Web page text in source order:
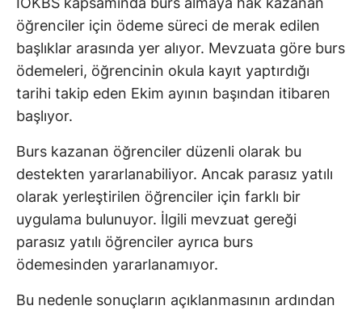
öğrenciler için ödeme süreci de merak edilen
başlıklar arasında yer alıyor. Mevzuata göre burs
ödemeleri, öğrencinin okula kayıt yaptırdığı
tarihi takip eden Ekim ayının başından itibaren
başlıyor.
Burs kazanan öğrenciler düzenli olarak bu
destekten yararlanabiliyor. Ancak parasız yatılı
olarak yerleştirilen öğrenciler için farklı bir
uygulama bulunuyor. İlgili mevzuat gereği
parasız yatılı öğrenciler ayrıca burs
ödemesinden yararlanamıyor.
Bu nedenle sonuçların açıklanmasının ardından